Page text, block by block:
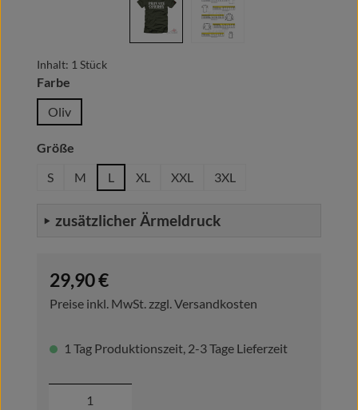
Inhalt: 1 Stück
Farbe
Oliv
Größe
S
M L XL XXL 3XL
zusätzlicher Ärmeldruck
Regulärer Preis:
29,90 €
Preise inkl. MwSt. zzgl. Versandkosten
1 Tag Produktionszeit, 2-3 Tage Lieferzeit
Produkt Anzahl: Gib den gewünschten